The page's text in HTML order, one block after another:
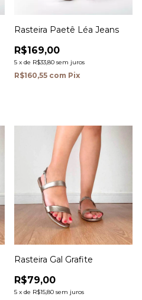
Rasteira Paetê Léa Jeans
R$169,00
5 x de R$33,80 sem juros
R$160,55 com Pix
Rasteira Gal Grafite
R$79,00
5 x de R$15,80 sem juros